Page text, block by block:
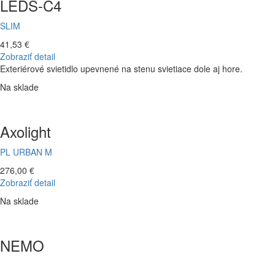
LEDS-C4
SLIM
41,53 €
Zobraziť detail
Exteriérové svietidlo upevnené na stenu svietiace dole aj hore.
Na sklade
Axolight
PL URBAN M
276,00 €
Zobraziť detail
Na sklade
NEMO